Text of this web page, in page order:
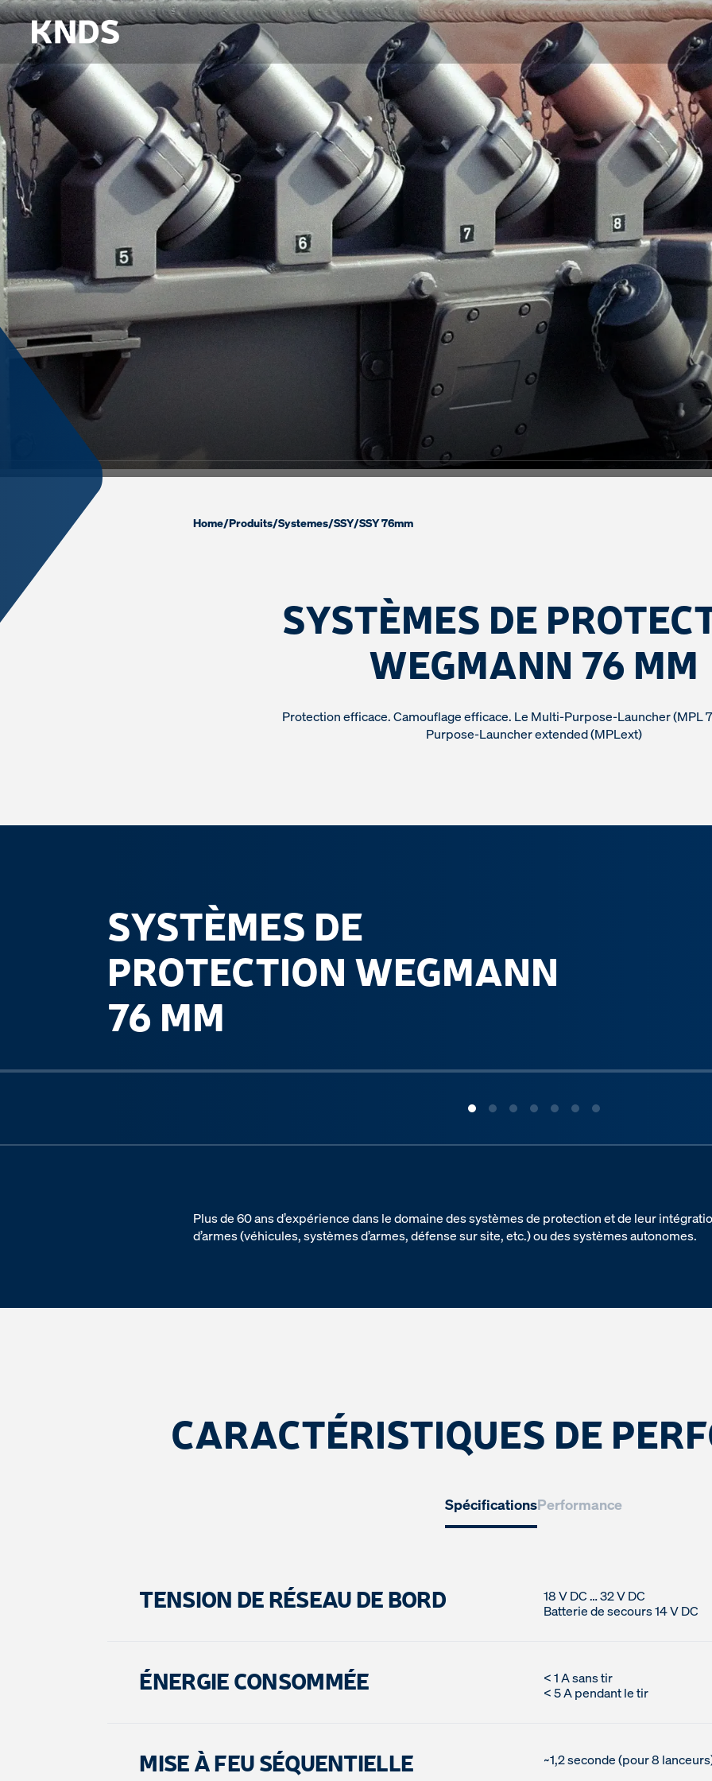
Home/Produits/Systemes/SSY/SSY 76mm
SYSTÈMES DE
WEGMANN 76 MM
Protection efficace. Camouflage efficace. Le Multi-Purpose-Launcher (MPL
Purpose-Launcher extended (MPLext)
SYSTÈMES DE
PROTECTION WEGMANN
76 MM
Plus de 60 ans d’expérience dans le domaine des systèmes de protection et de leur
d’armes (véhicules, systèmes d’armes, défense sur site, etc.) ou des systèmes autonomes.
CARACTÉRISTIQUES DE
SpécificationsPerformance
TENSION DE RÉSEAU DE BORD
18 V DC … 32 V DC
ÉNERGIE CONSOMMÉE
< 1 A sans tir
< 5 A pendant le tir
MISE À FEU SÉQUENTIELLE ~1,2 seconde (pour 8